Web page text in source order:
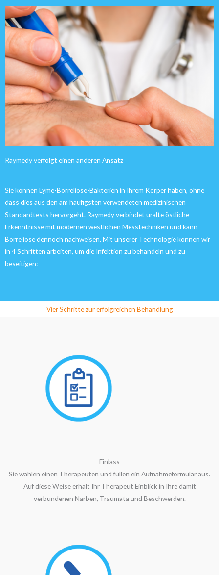
Raymedy verfolgt einen anderen Ansatz
Sie können Lyme-Borreliose-Bakterien in Ihrem Körper haben, ohne
dass dies aus den am häufigsten verwendeten medizinischen
Standardtests hervorgeht. Raymedy verbindet uralte östliche
Erkenntnisse mit modernen westlichen Messtechniken und kann
Borreliose dennoch nachweisen. Mit unserer Technologie können wir
in 4 Schritten arbeiten, um die Infektion zu behandeln und zu
beseitigen:
Vier Schritte zur erfolgreichen Behandlung
Einlass
Sie wählen einen Therapeuten und füllen ein Aufnahmeformular aus.
Auf diese Weise erhält Ihr Therapeut Einblick in Ihre damit
verbundenen Narben, Traumata und Beschwerden.